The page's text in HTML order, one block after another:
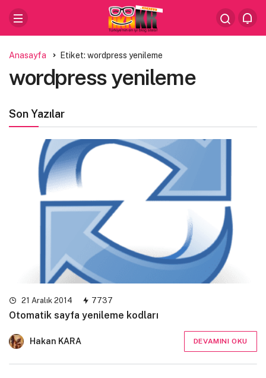
Anasayfa Etiket: wordpress yenileme
wordpress yenileme
Son Yazılar
21 Aralık 2014 7737
Otomatik sayfa yenileme kodları
Hakan KARA DEVAMINI OKU